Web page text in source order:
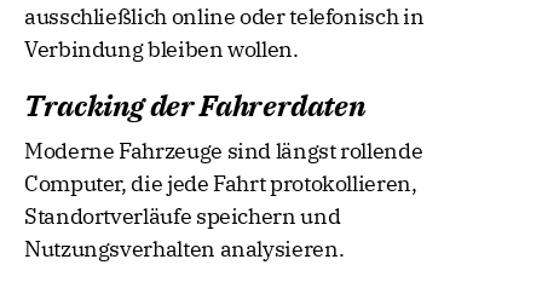
ausschließlich online oder telefonisch in
Verbindung bleiben wollen.
Tracking der Fahrerdaten
Moderne Fahrzeuge sind längst rollende
Computer, die jede Fahrt protokollieren,
Standortverläufe speichern und
Nutzungsverhalten analysieren.